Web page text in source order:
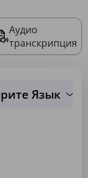
Аудио
транскрипция
Язык